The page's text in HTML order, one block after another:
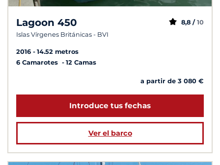
Lagoon 450
Islas Vírgenes Británicas - BVI
8,8 / 10
2016
14.52 metros
6 Camarotes
12 Camas
a partir de 3 080 €
Introduce tus fechas
Ver el barco